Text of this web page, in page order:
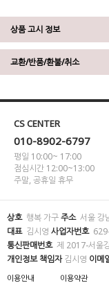
상품 고시 정보
교환/반품/환불/취소
CS CENTER
010-8902-6797
평일 10:00~ 17:00
점심시간 12:00~13:00
주말, 공휴일 휴무
상호 행복 가구주소 서울 강
대표 김시영 사업자번호
통신판매번호 제 2017-서울
개인정보 책임자 김시영 이메
이용안내 이용약관